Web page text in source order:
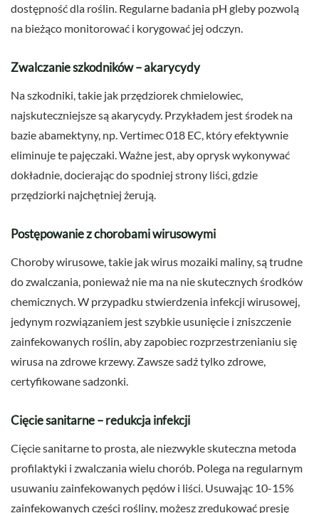
dostępność dla roślin. Regularne badania pH gleby pozwolą
na bieżąco monitorować i korygować jej odczyn.
Zwalczanie szkodników – akarycydy
Na szkodniki, takie jak przędziorek chmielowiec,
najskuteczniejsze są akarycydy. Przykładem jest środek na
bazie abamektyny, np. Vertimec 018 EC, który efektywnie
eliminuje te pajęczaki. Ważne jest, aby oprysk wykonywać
dokładnie, docierając do spodniej strony liści, gdzie
przędziorki najchętniej żerują.
Postępowanie z chorobami wirusowymi
Choroby wirusowe, takie jak wirus mozaiki maliny, są trudne
do zwalczania, ponieważ nie ma na nie skutecznych środków
chemicznych. W przypadku stwierdzenia infekcji wirusowej,
jedynym rozwiązaniem jest szybkie usunięcie i zniszczenie
zainfekowanych roślin, aby zapobiec rozprzestrzenianiu się
wirusa na zdrowe krzewy. Zawsze sadź tylko zdrowe,
certyfikowane sadzonki.
Cięcie sanitarne – redukcja infekcji
Cięcie sanitarne to prosta, ale niezwykle skuteczna metoda
profilaktyki i zwalczania wielu chorób. Polega na regularnym
usuwaniu zainfekowanych pędów i liści. Usuwając 10-15%
zainfekowanych części rośliny, możesz zredukować presję